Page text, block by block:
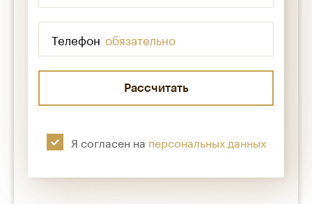
Телефон *
Я согласен на персональных данных